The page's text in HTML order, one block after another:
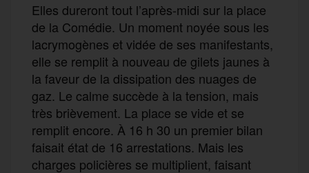
Elles dureront tout l’après-midi sur la place
de la Comédie. Un moment noyée sous les
lacrymogènes et vidée de ses manifestants,
elle se remplit à nouveau de gilets jaunes à
la faveur de la dissipation des nuages de
gaz. Le calme succède à la tension, mais
très brièvement. La place se vide et se
remplit encore. À 16 h 30 un premier bilan
faisait état de 16 arrestations. Mais les
charges policières se multiplient, faisant